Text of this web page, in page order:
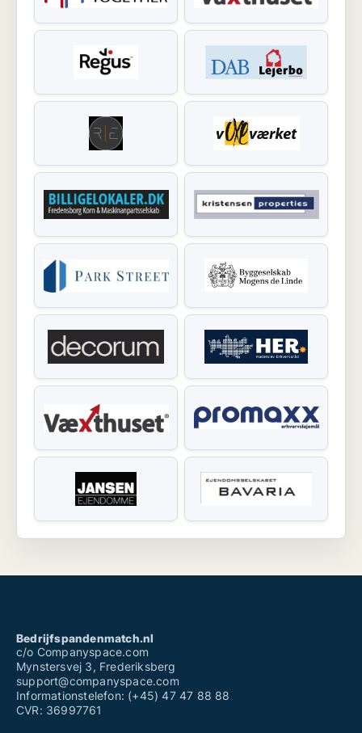
Bedrijfspandenmatch.nl
c/o Companyspace.com
Mynstersvej 3, Frederiksberg
support@companyspace.com
Informationstelefon: (+45) 47 47 88 88
CVR: 36997761